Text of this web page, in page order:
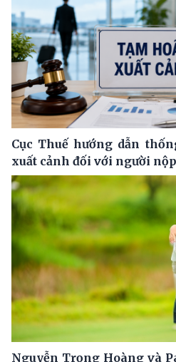
Cục Thuế hướng dẫn
xuất cảnh đối với người
Nguyễn Trọng Hoàng và